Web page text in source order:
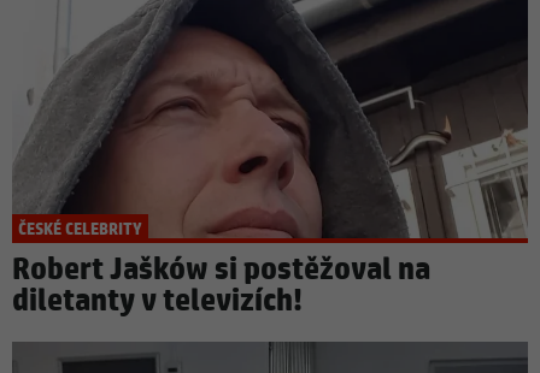
ČESKÉ CELEBRITY
Robert Jašków si postěžoval na
diletanty v televizích!